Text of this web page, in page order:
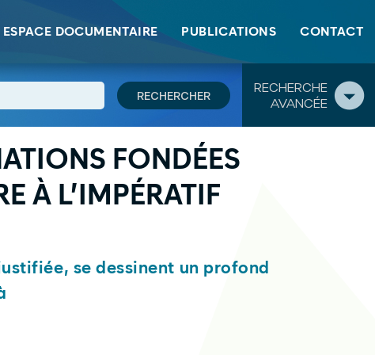
ESPACE DOCUMENTAIRE PUBLICATIONS CONTACT
RECHERCHE
AVANCÉE
FONDÉES
À L’IMPÉRATIF
se dessinent un profond